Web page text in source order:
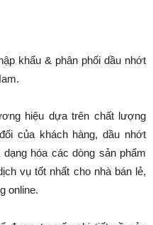
khẩu & phân phối dầu nhớt
hiệu dựa trên chất lượng
của khách hàng, dầu nhớt
hóa các dòng sản phẩm
vụ tốt nhất cho nhà bán lẻ,
online.